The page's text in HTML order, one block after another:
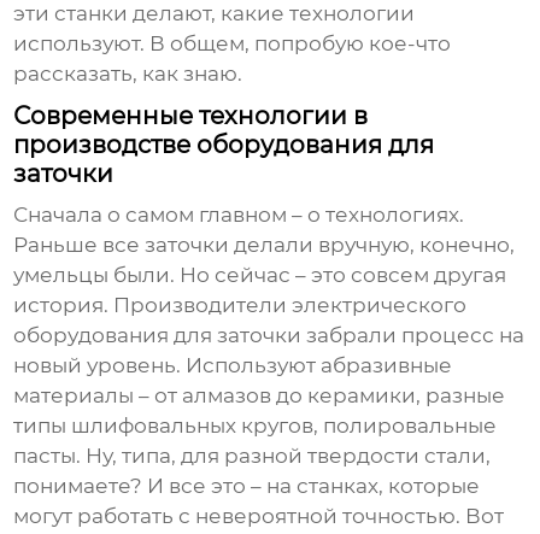
эти станки делают, какие технологии
используют. В общем, попробую кое-что
рассказать, как знаю.
Современные технологии в
производстве оборудования для
заточки
Сначала о самом главном – о технологиях.
Раньше все заточки делали вручную, конечно,
умельцы были. Но сейчас – это совсем другая
история. Производителиэлектрического
оборудования для заточки забрали процесс на
новый уровень. Используют абразивные
материалы – от алмазов до керамики, разные
типы шлифовальных кругов, полировальные
пасты. Ну, типа, для разной твердости стали,
понимаете? И все это – на станках, которые
могут работать с невероятной точностью. Вот